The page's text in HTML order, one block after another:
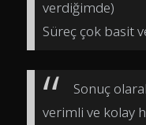
verdiğimde)
Süreç çok basit
Sonuç
verimli ve kolay